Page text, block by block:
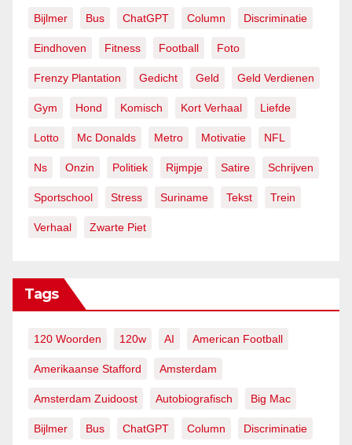
Bijlmer Bus ChatGPT Column Discriminatie
Eindhoven Fitness Football Foto
Frenzy Plantation Gedicht Geld Geld Verdienen
Gym Hond Komisch Kort Verhaal Liefde
Lotto Mc Donalds Metro Motivatie NFL
Ns Onzin Politiek Rijmpje Satire Schrijven
Sportschool Stress Suriname Tekst Trein
Verhaal Zwarte Piet
Tags
120 Woorden 120w AI American Football
Amerikaanse Stafford Amsterdam
Amsterdam Zuidoost Autobiografisch Big Mac
Bijlmer Bus ChatGPT Column Discriminatie